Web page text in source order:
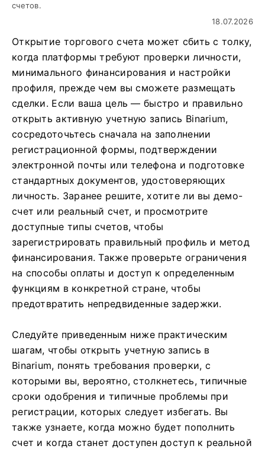
счетов.
18.07.2026
Открытие торгового счета может сбить с толку,
когда платформы требуют проверки личности,
минимального финансирования и настройки
профиля, прежде чем вы сможете размещать
сделки. Если ваша цель — быстро и правильно
открыть активную учетную запись Binarium,
сосредоточьтесь сначала на заполнении
регистрационной формы, подтверждении
электронной почты или телефона и подготовке
стандартных документов, удостоверяющих
личность. Заранее решите, хотите ли вы демо-
счет или реальный счет, и просмотрите
доступные типы счетов, чтобы
зарегистрировать правильный профиль и метод
финансирования. Также проверьте ограничения
на способы оплаты и доступ к определенным
функциям в конкретной стране, чтобы
предотвратить непредвиденные задержки.
Следуйте приведенным ниже практическим
шагам, чтобы открыть учетную запись в
Binarium, понять требования проверки, с
которыми вы, вероятно, столкнетесь, типичные
сроки одобрения и типичные проблемы при
регистрации, которых следует избегать. Вы
также узнаете, когда можно будет пополнить
счет и когда станет доступен доступ к реальной